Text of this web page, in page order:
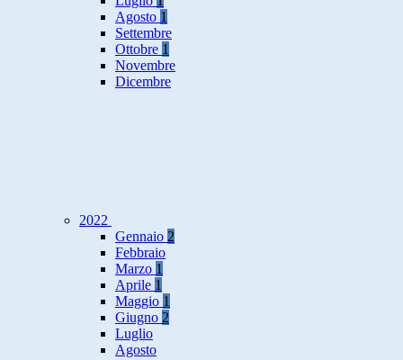
Agosto 1
Settembre
Ottobre 1
Novembre
Dicembre
2022
Gennaio 2
Febbraio
Marzo 1
Aprile 1
Maggio 1
Giugno 2
Luglio
Agosto